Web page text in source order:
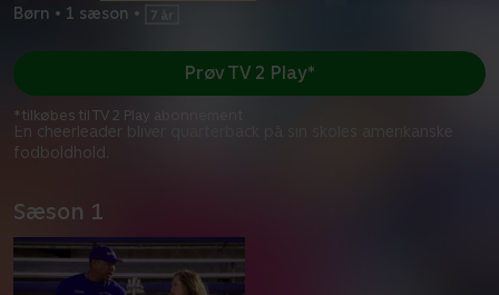
Børn • 1 sæson •
En cheerleader bliver quarterback på sin skoles amerikanske
fodboldhold.
Prøv TV 2 Play*
*tilkøbes til TV 2 Play abonnement
Sæson 1